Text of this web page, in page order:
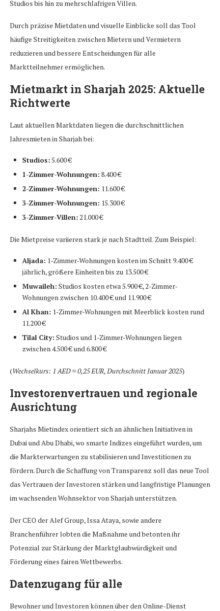
Studios bis hin zu mehrschlafrigen Villen.
Durch präzise Mietdaten und visuelle Einblicke soll das Tool
häufige Streitigkeiten zwischen Mietern und Vermietern
reduzieren und bessere Entscheidungen für alle
Marktteilnehmer ermöglichen.
Mietmarkt in Sharjah 2025: Aktuelle
Richtwerte
Laut aktuellen Marktdaten liegen die durchschnittlichen
Jahresmieten in Sharjah bei:
Studios: 5.600 €
1-Zimmer-Wohnungen: 8.400 €
2-Zimmer-Wohnungen: 11.600 €
3-Zimmer-Wohnungen: 15.300 €
3-Zimmer-Villen: 21.000 €
Die Mietpreise variieren stark je nach Stadtteil. Zum Beispiel:
Aljada: 1-Zimmer-Wohnungen kosten im Schnitt 9.400 €
jährlich, größere Einheiten bis zu 13.500 €
Muwaileh: Studios kosten etwa 5.900 €, 2-Zimmer-
Wohnungen zwischen 10.400 € und 11.900 €
Al Khan: 1-Zimmer-Wohnungen mit Meerblick kosten rund
11.200 €
Tilal City: Studios und 1-Zimmer-Wohnungen liegen
zwischen 4.500 € und 6.800 €
(Wechselkurs: 1 AED ≈ 0,25 EUR, Durchschnitt Januar 2025)
Investorenvertrauen und regionale
Ausrichtung
Sharjahs Mietindex orientiert sich an ähnlichen Initiativen in
Dubai und Abu Dhabi, wo smarte Indizes eingeführt wurden, um
die Markterwartungen zu stabilisieren und Investitionen zu
fördern. Durch die Schaffung von Transparenz soll das neue Tool
das Vertrauen der Investoren stärken und langfristige Planungen
im wachsenden Wohnsektor von Sharjah unterstützen.
Der CEO der Alef Group, Issa Ataya, sowie andere
Branchenführer lobten die Maßnahme und betonten ihr
Potenzial zur Stärkung der Marktglaubwürdigkeit und
Förderung eines fairen Wettbewerbs.
Datenzugang für alle
Bewohner und Investoren können über den Online-Dienst